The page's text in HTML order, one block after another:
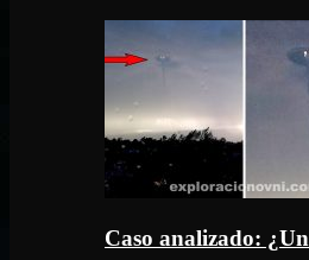
Caso analizado: